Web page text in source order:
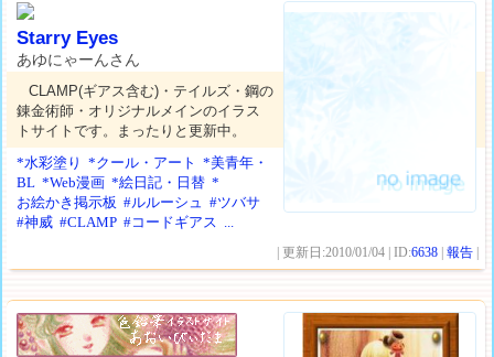
Starry Eyes
あゆにゃーんさん
CLAMP(ギアス含む)・テイルズ・鋼の
錬金術師・オリジナルメインのイラス
トサイトです。まったりと更新中。
*水彩塗り
*クール・アート
*美青年・
BL *Web漫画 *絵日記・日替 *
お絵かき掲示板 #ルルーシュ #ツバサ
#神威 #CLAMP #コードギアス ...
| 更新日:2010/01/04 | ID:6638 |報告